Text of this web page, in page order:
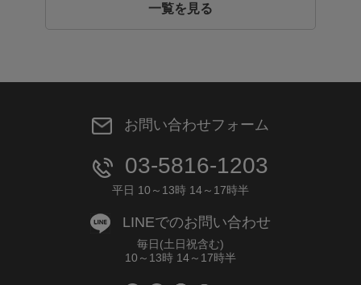
一覧を見る
お問い合わせフォーム
03-5816-1203
平日 10～13時 14～17時半
LINEでのお問い合わせ
毎日(土日祝含む)
10～13時 14～17時半